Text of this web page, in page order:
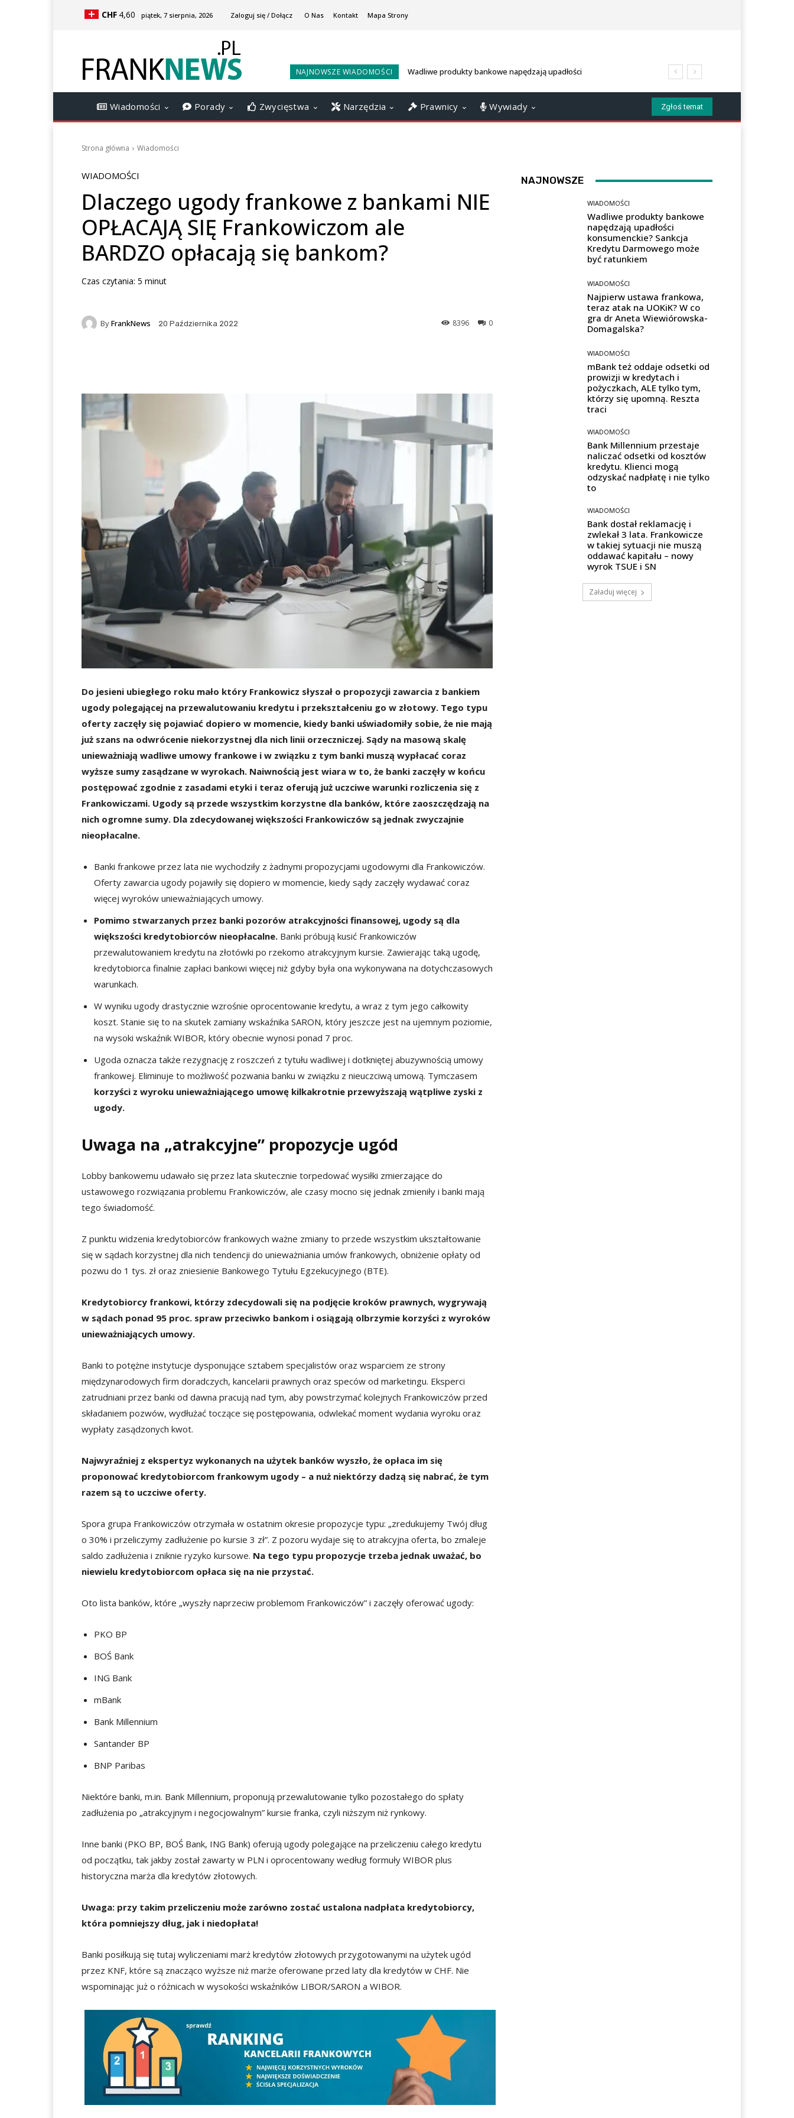
CHF 4,60 piątek, 7 sierpnia, 2026 Zaloguj się / Dołącz O Nas Kontakt Mapa Strony
NAJNOWSZE WIADOMOŚCI
Wadliwe produkty bankowe napędzają upadłości
ratunkiem
Wiadomości Porady Zwycięstwa Narzędzia Prawnicy Wywiady Zgłoś temat
Strona główna Wiadomości
WIADOMOŚCI
Dlaczego ugody frankowe z bankami NIE
OPŁACAJĄ SIĘ Frankowiczom ale
BARDZO opłacają się bankom?
Czas czytania: 5 minut
ByFrankNews 20 Października 2022 0
8396
Do jesieni ubiegłego roku mało który Frankowicz słyszał o propozycji zawarcia z bankiem
ugody polegającej na przewalutowaniu kredytu i przekształceniu go w złotowy. Tego typu
oferty zaczęły się pojawiać dopiero w momencie, kiedy banki uświadomiły sobie, że nie mają
już szans na odwrócenie niekorzystnej dla nich linii orzeczniczej. Sądy na masową skalę
unieważniają wadliwe umowy frankowe i w związku z tym banki muszą wypłacać coraz
wyższe sumy zasądzane w wyrokach. Naiwnością jest wiara w to, że banki zaczęły w końcu
postępować zgodnie z zasadami etyki i teraz oferują już uczciwe warunki rozliczenia się z
Frankowiczami. Ugody są przede wszystkim korzystne dla banków, które zaoszczędzają na
nich ogromne sumy. Dla zdecydowanej większości Frankowiczów są jednak zwyczajnie
nieopłacalne.
Banki frankowe przez lata nie wychodziły z żadnymi propozycjami ugodowymi dla Frankowiczów.
Oferty zawarcia ugody pojawiły się dopiero w momencie, kiedy sądy zaczęły wydawać coraz
więcej wyroków unieważniających umowy.
Pomimo stwarzanych przez banki pozorów atrakcyjności finansowej, ugody są dla
większości kredytobiorców nieopłacalne. Banki próbują kusić Frankowiczów
przewalutowaniem kredytu na złotówki po rzekomo atrakcyjnym kursie. Zawierając taką ugodę,
kredytobiorca finalnie zapłaci bankowi więcej niż gdyby była ona wykonywana na dotychczasowych
warunkach.
W wyniku ugody drastycznie wzrośnie oprocentowanie kredytu, a wraz z tym jego całkowity
koszt. Stanie się to na skutek zamiany wskaźnika SARON, który jeszcze jest na ujemnym poziomie,
na wysoki wskaźnik WIBOR, który obecnie wynosi ponad 7 proc.
Ugoda oznacza także rezygnację z roszczeń z tytułu wadliwej i dotkniętej abuzywnością umowy
frankowej. Eliminuje to możliwość pozwania banku w związku z nieuczciwą umową. Tymczasem
korzyści z wyroku unieważniającego umowę kilkakrotnie przewyższają wątpliwe zyski z
ugody.
Uwaga na „atrakcyjne” propozycje ugód
Lobby bankowemu udawało się przez lata skutecznie torpedować wysiłki zmierzające do
ustawowego rozwiązania problemu Frankowiczów, ale czasy mocno się jednak zmieniły i banki mają
tego świadomość.
Z punktu widzenia kredytobiorców frankowych ważne zmiany to przede wszystkim ukształtowanie
się w sądach korzystnej dla nich tendencji do unieważniania umów frankowych, obniżenie opłaty od
pozwu do 1 tys. zł oraz zniesienie Bankowego Tytułu Egzekucyjnego (BTE).
Kredytobiorcy frankowi, którzy zdecydowali się na podjęcie kroków prawnych, wygrywają
w sądach ponad 95 proc. spraw przeciwko bankom i osiągają olbrzymie korzyści z wyroków
unieważniających umowy.
Banki to potężne instytucje dysponujące sztabem specjalistów oraz wsparciem ze strony
międzynarodowych firm doradczych, kancelarii prawnych oraz speców od marketingu. Eksperci
zatrudniani przez banki od dawna pracują nad tym, aby powstrzymać kolejnych Frankowiczów przed
składaniem pozwów, wydłużać toczące się postępowania, odwlekać moment wydania wyroku oraz
wypłaty zasądzonych kwot.
Najwyraźniej z ekspertyz wykonanych na użytek banków wyszło, że opłaca im się
proponować kredytobiorcom frankowym ugody – a nuż niektórzy dadzą się nabrać, że tym
razem są to uczciwe oferty.
Spora grupa Frankowiczów otrzymała w ostatnim okresie propozycje typu: „zredukujemy Twój dług
o 30% i przeliczymy zadłużenie po kursie 3 zł”. Z pozoru wydaje się to atrakcyjna oferta, bo zmaleje
saldo zadłużenia i zniknie ryzyko kursowe. Na tego typu propozycje trzeba jednak uważać, bo
niewielu kredytobiorcom opłaca się na nie przystać.
Oto lista banków, które „wyszły naprzeciw problemom Frankowiczów” i zaczęły oferować ugody:
PKO BP
BOŚ Bank
ING Bank
mBank
Bank Millennium
Santander BP
BNP Paribas
Niektóre banki, m.in. Bank Millennium, proponują przewalutowanie tylko pozostałego do spłaty
zadłużenia po „atrakcyjnym i negocjowalnym” kursie franka, czyli niższym niż rynkowy.
Inne banki (PKO BP, BOŚ Bank, ING Bank) oferują ugody polegające na przeliczeniu całego kredytu
od początku, tak jakby został zawarty w PLN i oprocentowany według formuły WIBOR plus
historyczna marża dla kredytów złotowych.
Uwaga: przy takim przeliczeniu może zarówno zostać ustalona nadpłata kredytobiorcy,
która pomniejszy dług, jak i niedopłata!
Banki posiłkują się tutaj wyliczeniami marż kredytów złotowych przygotowanymi na użytek ugód
przez KNF, które są znacząco wyższe niż marże oferowane przed laty dla kredytów w CHF. Nie
wspominając już o różnicach w wysokości wskaźników LIBOR/SARON a WIBOR.
NAJNOWSZE
WIADOMOŚCI
Wadliwe produkty bankowe
napędzają upadłości
konsumenckie? Sankcja
Kredytu Darmowego może
być ratunkiem
WIADOMOŚCI
Najpierw ustawa frankowa,
teraz atak na UOKiK? W co
gra dr Aneta Wiewiórowska-
Domagalska?
WIADOMOŚCI
mBank też oddaje odsetki od
prowizji w kredytach i
pożyczkach, ALE tylko tym,
którzy się upomną. Reszta
traci
WIADOMOŚCI
Bank Millennium przestaje
naliczać odsetki od kosztów
kredytu. Klienci mogą
odzyskać nadpłatę i nie tylko
to
WIADOMOŚCI
Bank dostał reklamację i
zwlekał 3 lata. Frankowicze
w takiej sytuacji nie muszą
oddawać kapitału – nowy
wyrok TSUE i SN
Załaduj więcej